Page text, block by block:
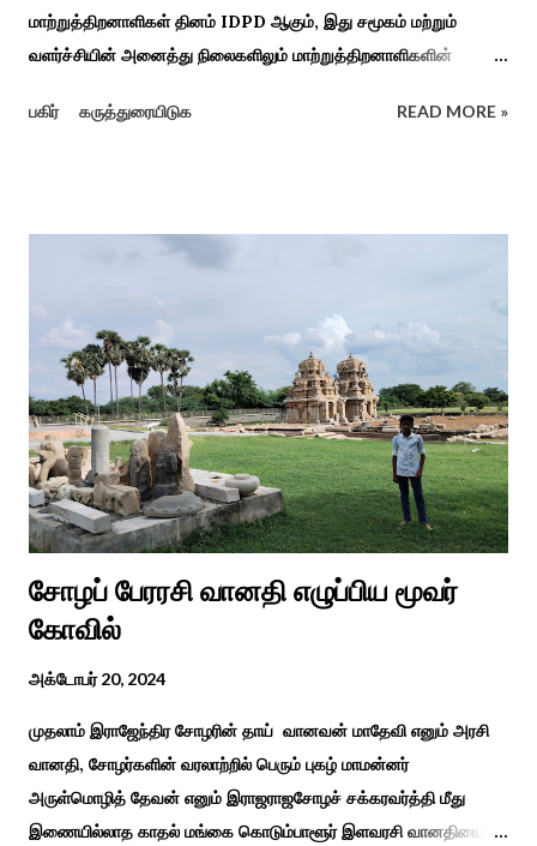
மாற்றுத்திறனாளிகள் தினம் IDPD ஆகும், இது சமூகம் மற்றும்
வளர்ச்சியின் அனைத்து நிலைகளிலும் மாற்றுத்திறனாளிகளின்
நோக்கமாகக் கொண்டது. சமூகத்தில் மாற்றுத்திறனாளிகளின்
நிகழ்ச்சிகள், கருத்தரங்குகள் மற்றும் உதவிகள் வழங்கும் விழாக்கள்
பல்கலைக்கழகத்தின் சிறப்புக் கல்வி மற்றும் மறுவாழ்வு அறிவியல்
துறை, மற்றும் டாக்டர் அழகப்பா கல்வி அறிவியல் நிறுவனம் , மற்றும்
காரைக்குடி ஹெரிடேஜ் ரோட்டரி கிளப், மற்றும் மாற்றுத்
திறனாளிகளுக்கான மல்டிமோடல் மெட்டீரியல் உற்பத்திக்கான மையம்,
மற்றும் ஐடி மற்றும் ஆட்டிசத்திற்கான அழகப்பா பல்கலைக்கழக
சிறப்புப் பள்ளி சார்பில் இந்த ஆணடு விழா சர்வதேச மாற்று...
பகிர் கருத்துரையிடுக READ MORE »
சோழப் பேரரசி வானதி எழுப்பிய மூவர்
கோவில்
அக்டோபர் 20, 2024
முதலாம் இராஜேந்திர சோழரின் தாய் வானவன் மாதேவி எனும் அரசி
வானதி, சோழர்களின் வரலாற்றில் பெரும் புகழ் மாமன்னர்
அருள்மொழித் தேவன் எனும் இராஜராஜசோழச் சக்கரவர்த்தி மீது
இணையில்லாத காதல் மங்கை கொடும்பாளூர் இளவரசி வானதியை